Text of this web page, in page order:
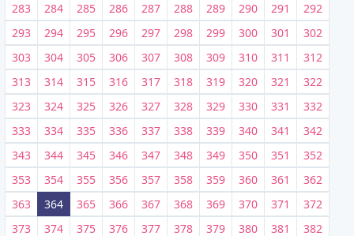
283
284 285 286 287 288 289 290 291
292
293
294 295 296 297 298 299 300 301
302
303
304 305 306 307 308 309 310 311
312
313
314 315 316 317 318 319 320 321
322
323
324 325 326 327 328 329 330 331
332
333
334 335 336 337 338 339 340 341
342
343
344 345 346 347 348 349 350 351
352
353
354 355 356 357 358 359 360 361
362
363
364 365 366 367 368 369 370 371
372
373
374 375 376 377 378 379 380 381
382